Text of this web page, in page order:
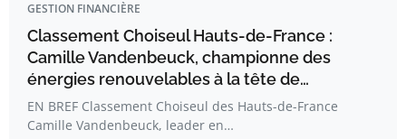
GESTION FINANCIÈRE
Classement Choiseul Hauts-de-France :
Camille Vandenbeuck, championne des
énergies renouvelables à la tête de…
EN BREF Classement Choiseul des Hauts-de-France
Camille Vandenbeuck, leader en…